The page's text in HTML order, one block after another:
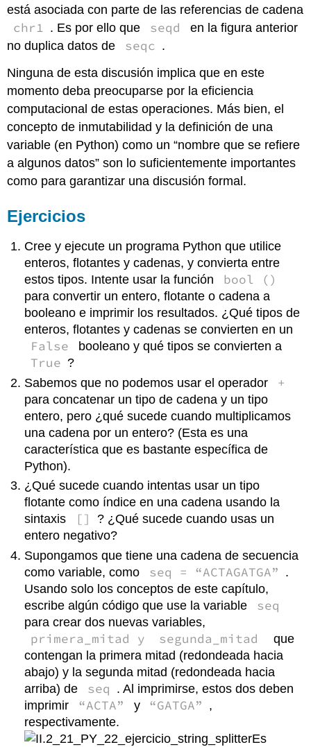
está asociada con parte de las referencias de cadena
chr1 . Es por ello que seqd
en la figura anterior
no duplica datos de
seqc .
Ninguna de esta discusión implica que en este
momento deba preocuparse por la eficiencia
computacional de estas operaciones. Más bien, el
concepto de inmutabilidad y la definición de una
variable (en Python) como un “nombre que se refiere
a algunos datos” son lo suficientemente importantes
como para garantizar una discusión formal.
Ejercicios
Cree y ejecute un programa Python que utilice
enteros, flotantes y cadenas, y convierta entre
estos tipos. Intente usar la función
bool ()
para convertir un entero, flotante o cadena a
booleano e imprimir los resultados. ¿Qué tipos de
enteros, flotantes y cadenas se convierten en un
False booleano y qué tipos se convierten a
True ?
Sabemos que no podemos usar el operador
+
para concatenar un tipo de cadena y un tipo
entero, pero ¿qué sucede cuando multiplicamos
una cadena por un entero? (Esta es una
característica que es bastante específica de
Python).
¿Qué sucede cuando intentas usar un tipo
flotante como índice en una cadena usando la
sintaxis
[]
? ¿Qué sucede cuando usas un
entero negativo?
Supongamos que tiene una cadena de secuencia
como variable, como
seq = “ACTAGATGA” .
Usando solo los conceptos de este capítulo,
escribe algún código que use la variable
seq
para crear dos nuevas variables,
primera_mitad y segunda_mitad
que
contengan la primera mitad (redondeada hacia
abajo) y la segunda mitad (redondeada hacia
arriba) de
seq . Al imprimirse, estos dos deben
imprimir
“ACTA” y “GATGA” ,
respectivamente.
Es